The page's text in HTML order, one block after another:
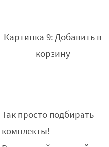
Картинка 9: Добавить в
корзину
Так просто подбирать
комплекты!